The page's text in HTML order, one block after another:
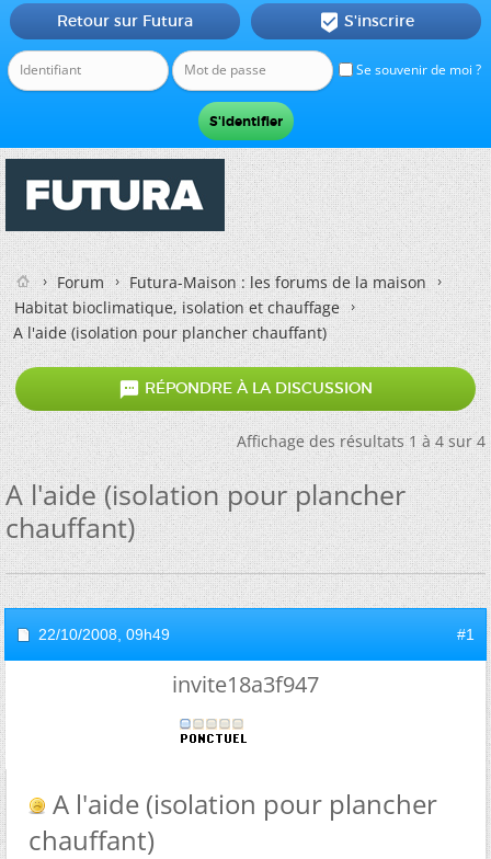
Se souvenir de moi ?
Retour sur Futura  S'inscrire
Forum
Futura-Maison : les forums de la maison
Habitat bioclimatique, isolation et chauffage
A l'aide (isolation pour plancher chauffant)
 RÉPONDRE À LA DISCUSSION
Affichage des résultats 1 à 4 sur 4
A l'aide (isolation pour plancher
chauffant)
22/10/2008, 09h49 #1
invite18a3f947
A l'aide (isolation pour plancher
chauffant)